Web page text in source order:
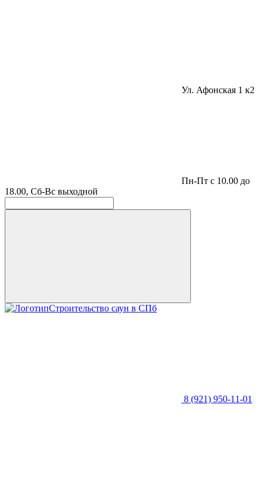
Ул. Афонская 1 к2
Пн-Пт с 10.00 до
18.00, Сб-Вс выходной
Строительство саун в СПб
8 (921) 950-11-01